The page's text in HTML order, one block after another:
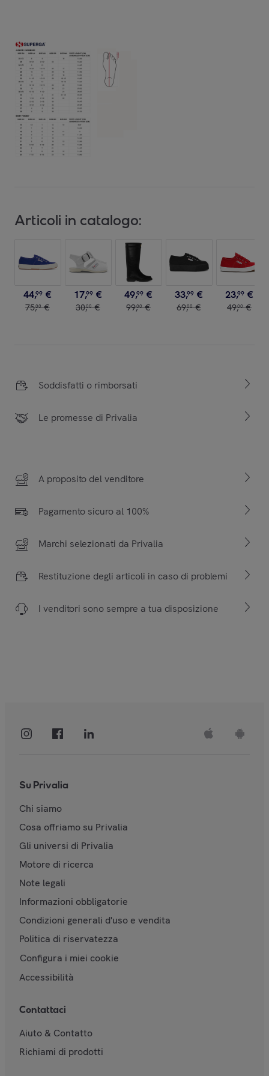
Articoli in catalogo:
44,99 €
75,00 €
17,99 €
30,00 €
49,99 €
99,00 €
33,99 €
69,00 €
23,99 €
49,00 €
Soddisfatti o rimborsati
Le promesse di Privalia
A proposito del venditore
Pagamento sicuro al 100%
Marchi selezionati da Privalia
Restituzione degli articoli in caso di problemi
I venditori sono sempre a tua disposizione
Su Privalia
Chi siamo
Cosa offriamo su Privalia
Gli universi di Privalia
Motore di ricerca
Note legali
Informazioni obbligatorie
Condizioni generali d'uso e vendita
Politica di riservatezza
Configura i miei cookie
Accessibilità
Contattaci
Aiuto & Contatto
Richiami di prodotti